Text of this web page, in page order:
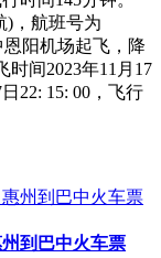
)，航班号为
恩阳机场起飞，降
间2023年11月17
22: 15: 00，飞行
到巴中火车票